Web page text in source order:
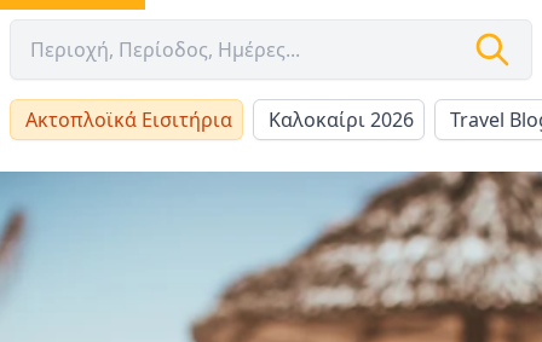
Ακτοπλοϊκά Εισιτήρια Καλοκαίρι 2026 Travel